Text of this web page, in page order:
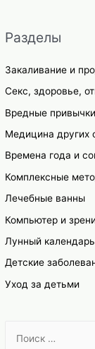
Разделы
Закаливание и
Секс, здоровье,
Вредные
Медицина других
Времена года и
Комплексные
Лечебные ванны
Компьютер и
Лунный календарь
Детские
Уход за детьми